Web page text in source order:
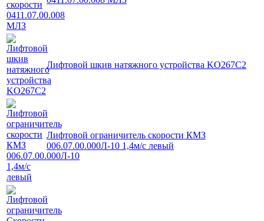
Лифтовой шкив натяжного устройства KO267C2
Лифтовой ограничитель скорости КМЗ
006.07.00.000Л-10 1,4м/с левый